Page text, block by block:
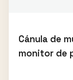
Cánula de
monitor de